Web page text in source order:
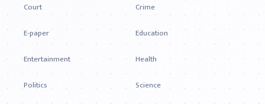
Court
Crime
E-paper
Education
Entertainment
Health
Politics
Science